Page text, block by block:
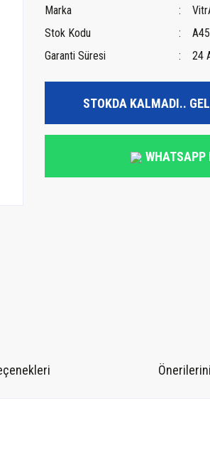
Marka
Stok Kodu
Garanti Süresi
24
STOKDA KALMADI..
WHATSAPP